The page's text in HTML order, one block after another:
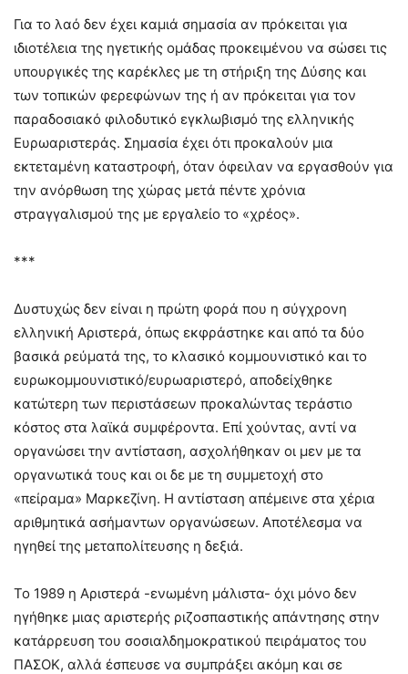
Για το λαό δεν έχει καμιά σημασία αν πρόκειται για
ιδιοτέλεια της ηγετικής ομάδας προκειμένου να σώσει τις
υπουργικές της καρέκλες με τη στήριξη της Δύσης και
των τοπικών φερεφώνων της ή αν πρόκειται για τον
παραδοσιακό φιλοδυτικό εγκλωβισμό της ελληνικής
Ευρωαριστεράς. Σημασία έχει ότι προκαλούν μια
εκτεταμένη καταστροφή, όταν όφειλαν να εργασθούν για
την ανόρθωση της χώρας μετά πέντε χρόνια
στραγγαλισμού της με εργαλείο το «χρέος».
***
Δυστυχώς δεν είναι η πρώτη φορά που η σύγχρονη
ελληνική Αριστερά, όπως εκφράστηκε και από τα δύο
βασικά ρεύματά της, το κλασικό κομμουνιστικό και το
ευρωκομμουνιστικό/ευρωαριστερό, αποδείχθηκε
κατώτερη των περιστάσεων προκαλώντας τεράστιο
κόστος στα λαϊκά συμφέροντα. Επί χούντας, αντί να
οργανώσει την αντίσταση, ασχολήθηκαν οι μεν με τα
οργανωτικά τους και οι δε με τη συμμετοχή στο
«πείραμα» Μαρκεζίνη. Η αντίσταση απέμεινε στα χέρια
αριθμητικά ασήμαντων οργανώσεων. Αποτέλεσμα να
ηγηθεί της μεταπολίτευσης η δεξιά.
Το 1989 η Αριστερά -ενωμένη μάλιστα- όχι μόνο δεν
ηγήθηκε μιας αριστερής ριζοσπαστικής απάντησης στην
κατάρρευση του σοσιαλδημοκρατικού πειράματος του
ΠΑΣΟΚ, αλλά έσπευσε να συμπράξει ακόμη και σε